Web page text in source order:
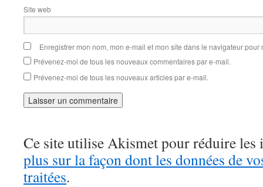
Site web
Enregistrer mon nom, mon e-mail et mon site dans le navigateur
Prévenez-moi de tous les nouveaux commentaires par e-mail.
Prévenez-moi de tous les nouveaux articles par e-mail.
Ce site utilise Akismet pour réduire les
plus sur la façon dont les données de
traitées.